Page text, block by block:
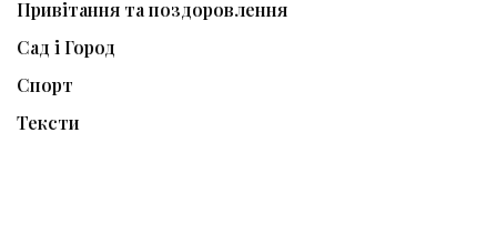
Привітання та поздоровлення
Сад і Город
Спорт
Тексти